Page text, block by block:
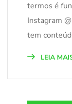
termos é
Instagram
tem
LEIA